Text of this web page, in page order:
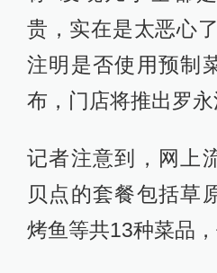
贵，实在是太恶心
注明是否使用预制
布，门店将推出罗永
记者注意到，网上
贝点的套餐包括草
烤鱼等共13种菜品，